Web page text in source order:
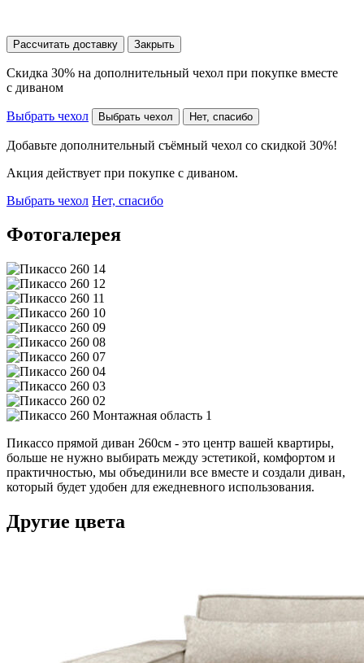
Рассчитать доставку Закрыть
Скидка 30% на дополнительный чехол при покупке вместе
с диваном
Выбрать чехол Выбрать чехол Нет, спасибо
Добавьте дополнительный съёмный чехол со скидкой 30%!
Акция действует при покупке с диваном.
Выбрать чехол Нет, спасибо
Фотогалерея
Пикассо прямой диван 260см - это центр вашей квартиры,
больше не нужно выбирать между эстетикой, комфортом и
практичностью, мы объединили все вместе и создали диван,
который будет удобен для ежедневного использования.
Другие цвета